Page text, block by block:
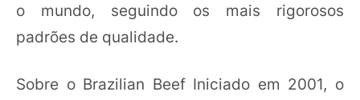
o mundo, seguindo os mais rigorosos
padrões de qualidade.
Sobre o Brazilian Beef Iniciado em 2001, o